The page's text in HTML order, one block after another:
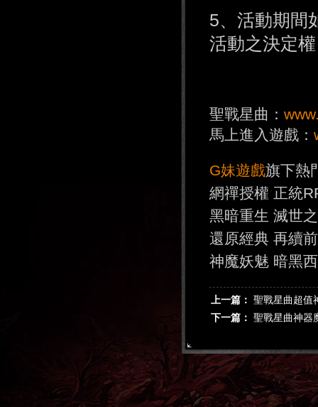
5、活動期間
活動之決定
聖戰星曲：
馬上進入遊戲：
G妹遊戲旗下熱
網禪授權 正統
黑暗重生 滅世
還原經典 再續
神魔妖魅 暗黑
上一篇： 聖戰星曲超值
下一篇： 聖戰星曲神器